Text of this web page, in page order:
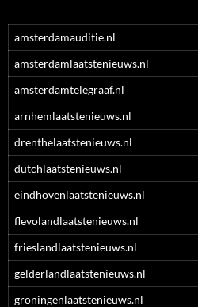
amsterdamauditie.nl
amsterdamlaatstenieuws.nl
amsterdamtelegraaf.nl
arnhemlaatstenieuws.nl
drenthelaatstenieuws.nl
dutchlaatstenieuws.nl
eindhovenlaatstenieuws.nl
flevolandlaatstenieuws.nl
frieslandlaatstenieuws.nl
gelderlandlaatstenieuws.nl
groningenlaatstenieuws.nl